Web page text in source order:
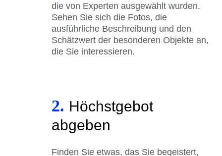
die von Experten ausgewählt wurden.
Sehen Sie sich die Fotos, die
ausführliche Beschreibung und den
Schätzwert der besonderen Objekte an,
die Sie interessieren.
2. Höchstgebot
abgeben
Finden Sie etwas, das Sie begeistert,